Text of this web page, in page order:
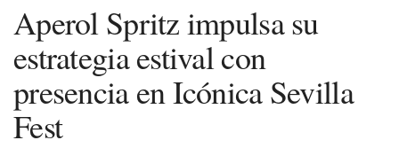
Aperol Spritz impulsa su
estrategia estival con
presencia en Icónica Sevilla
Fest